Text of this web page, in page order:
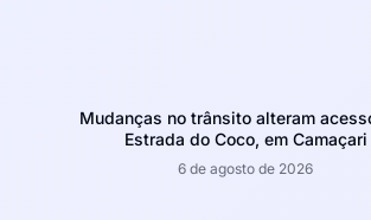
Mudanças no trânsito alteram
Estrada do Coco, em Camaçari
6 de agosto de 2026